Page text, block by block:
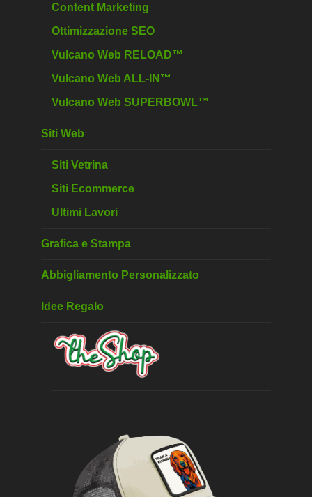
Content Marketing
Ottimizzazione SEO
Vulcano Web RELOAD™
Vulcano Web ALL-IN™
Vulcano Web SUPERBOWL™
Siti Web
Siti Vetrina
Siti Ecommerce
Ultimi Lavori
Grafica e Stampa
Abbigliamento Personalizzato
Idee Regalo